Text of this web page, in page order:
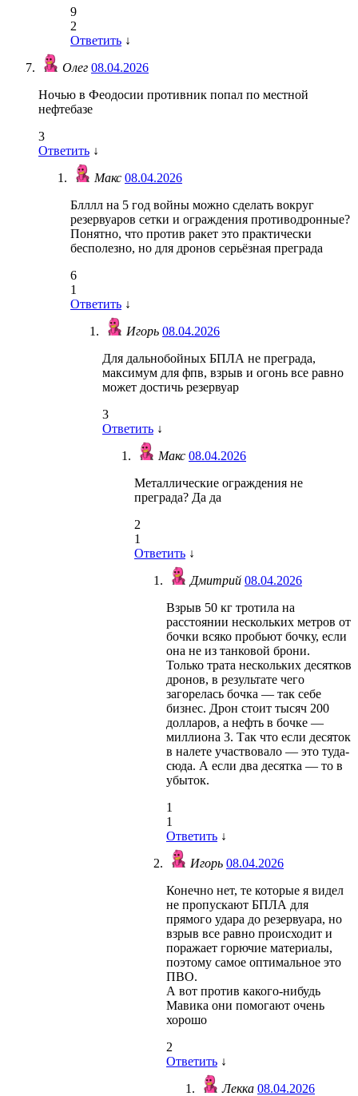
9
2
Ответить ↓
Олег 08.04.2026
Ночью в Феодосии противник попал по местной
нефтебазе
3
Ответить ↓
Макс 08.04.2026
Блллл на 5 год войны можно сделать вокруг
резервуаров сетки и ограждения противодронные?
Понятно, что против ракет это практически
бесполезно, но для дронов серьёзная преграда
6
1
Ответить ↓
Игорь 08.04.2026
Для дальнобойных БПЛА не преграда,
максимум для фпв, взрыв и огонь все равно
может достичь резервуар
3
Ответить ↓
Макс 08.04.2026
Металлические ограждения не
преграда? Да да
2
1
Ответить ↓
Дмитрий 08.04.2026
Взрыв 50 кг тротила на
расстоянии нескольких метров от
бочки всяко пробьют бочку, если
она не из танковой брони.
Только трата нескольких десятков
дронов, в результате чего
загорелась бочка — так себе
бизнес. Дрон стоит тысяч 200
долларов, а нефть в бочке —
миллиона 3. Так что если десяток
в налете участвовало — это туда-
сюда. А если два десятка — то в
убыток.
1
1
Ответить ↓
Игорь 08.04.2026
Конечно нет, те которые я видел
не пропускают БПЛА для
прямого удара до резервуара, но
взрыв все равно происходит и
поражает горючие материалы,
поэтому самое оптимальное это
ПВО.
А вот против какого-нибудь
Мавика они помогают очень
хорошо
2
Ответить ↓
Лекка 08.04.2026